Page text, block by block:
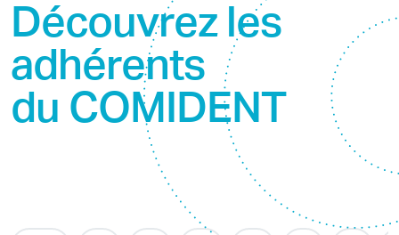
Découvrez les
adhérents
du COMIDENT